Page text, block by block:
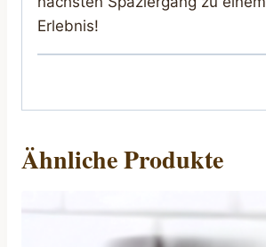
Erlebnis!
Ähnliche Produkte